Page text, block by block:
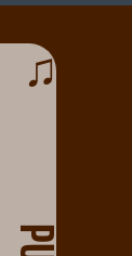
♫